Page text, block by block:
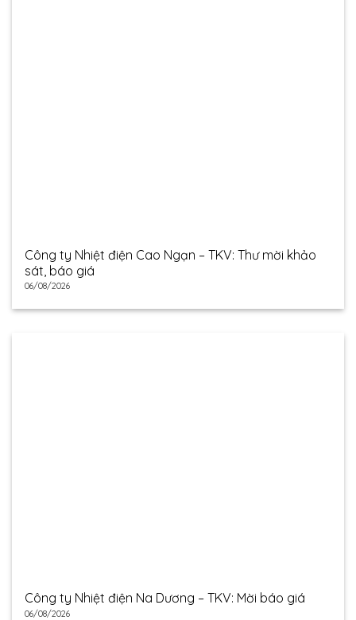
Công ty Nhiệt điện Cao Ngạn – TKV: Thư mời khảo
sát, báo giá
06/08/2026
Công ty Nhiệt điện Na Dương – TKV: Mời báo giá
06/08/2026